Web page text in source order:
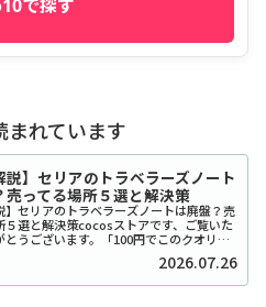
で探す
れています
説】セリアのトラベラーズノート
売ってる場所５選と解決策
】セリアのトラベラーズノートは廃盤？売
５選と解決策cocosストアです、ご覧いた
とうございます。「100円でこのクオリテ
SNSで爆発的な人気を博したセリアのトラ
ート風リフィルやカバーですが、...2026.07.26